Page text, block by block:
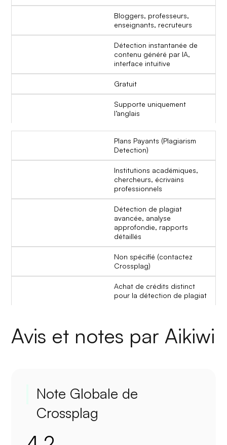
Bloggers, professeurs,
enseignants, recruteurs
Détection instantanée de
contenu généré par IA,
interface intuitive
Gratuit
Supporte uniquement
l’anglais
Plans Payants (Plagiarism
Detection)
Institutions académiques,
chercheurs, écrivains
professionnels
Détection de plagiat
avancée, analyse
approfondie, rapports
détaillés
Non spécifié (contactez
Crossplag)
Achat de crédits distinct
pour la détection de plagiat
Avis et notes par Aikiwi
Note Globale de
Crossplag